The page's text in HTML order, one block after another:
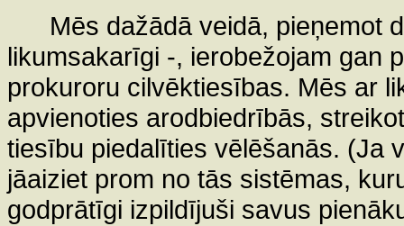
Mēs dažādā veidā, pieņemot
likumsakarīgi -, ierobežojam gan
prokuroru cilvēktiesības. Mēs ar
apvienoties arodbiedrībās,
tiesību piedalīties vēlēšanās. (Ja
jāaiziet prom no tās sistēmas,
godprātīgi izpildījuši savus